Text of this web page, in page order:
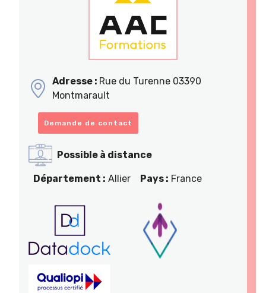
Adresse : Rue du Turenne 03390
Montmarault
Demande de contact
Possible à distance
Département : Allier Pays : France